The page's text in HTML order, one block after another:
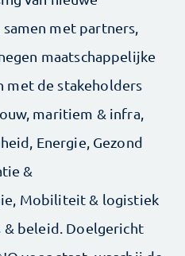
met partners,
maatschappelijke
met de stakeholders
maritiem & infra,
Energie, Gezond
&
Mobiliteit & logistiek
& beleid. Doelgericht